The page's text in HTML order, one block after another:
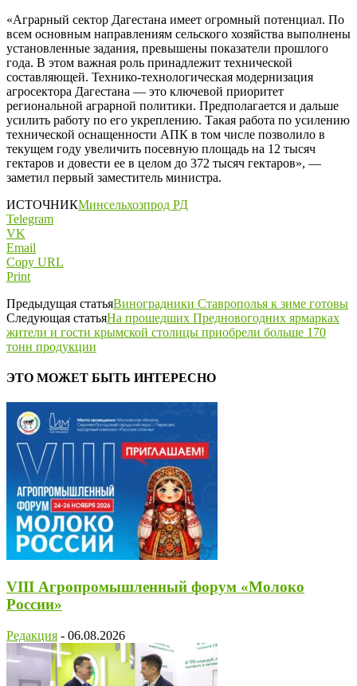
«Аграрный сектор Дагестана имеет огромный потенциал. По
всем основным направлениям сельского хозяйства выполнены
установленные задания, превышены показатели прошлого
года. В этом важная роль принадлежит технической
составляющей. Технико-технологическая модернизация
агросектора Дагестана — это ключевой приоритет
региональной аграрной политики. Предполагается и дальше
усилить работу по его укреплению. Такая работа по усилению
технической оснащенности АПК в том числе позволило в
текущем году увеличить посевную площадь на 12 тысяч
гектаров и довести ее в целом до 372 тысяч гектаров», —
заметил первый заместитель министра.
ИСТОЧНИКМинсельхозпрод РД
Telegram
VK
Email
Copy URL
Print
Предыдущая статьяВиноградники Ставрополья к зиме готовы
Следующая статьяНа прошедших Предновогодних ярмарках
жители и гости крымской столицы приобрели больше 170
тонн продукции
ЭТО МОЖЕТ БЫТЬ ИНТЕРЕСНО
VIII Агропромышленный форум «Молоко
России»
Редакция - 06.08.2026